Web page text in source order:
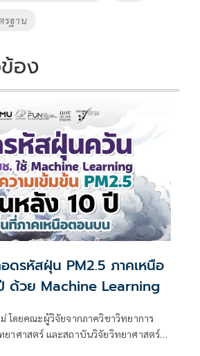
รฐาน
อง
ดรหัสฝุ่น PM2.5 ภาคเหนือ
ด้วย Machine Learning
โดยคณะผู้วิจัยจากภาควิชาวิทยาการ
าศาสตร์ และสถาบันวิจัยวิทยาศาสตร์